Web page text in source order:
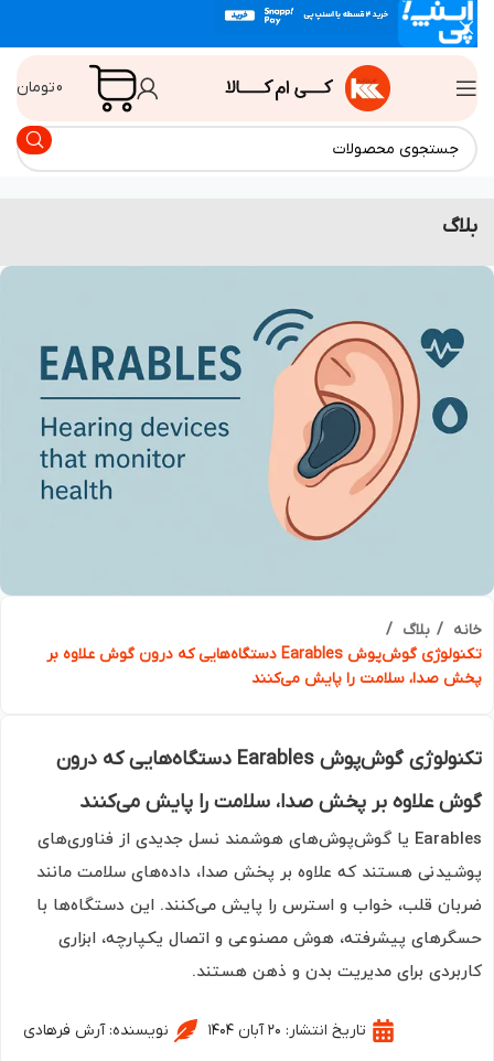
تومان
بلاگ
تکنولوژی گوش‌پوش Earables دستگاه‌هایی که درون گوش علاوه بر
صدا، سلامت را پایش می‌کنند
تکنولوژی گوش‌پوش Earables دستگاه‌هایی که درون
علاوه بر پخش صدا، سلامت را پایش می‌کنند
Earables یا گوش‌پوش‌های هوشمند نسل جدیدی از فناوری‌های
هستند که علاوه بر پخش صدا، داده‌های سلامت مانند
قلب، خواب و استرس را پایش می‌کنند. این دستگاه‌ها با
پیشرفته، هوش مصنوعی و اتصال یکپارچه، ابزاری
برای مدیریت بدن و ذهن هستند.
تاریخ انتشار: ۲۰ آبان ۱۴۰۴ نویسنده:آرش فرهادی